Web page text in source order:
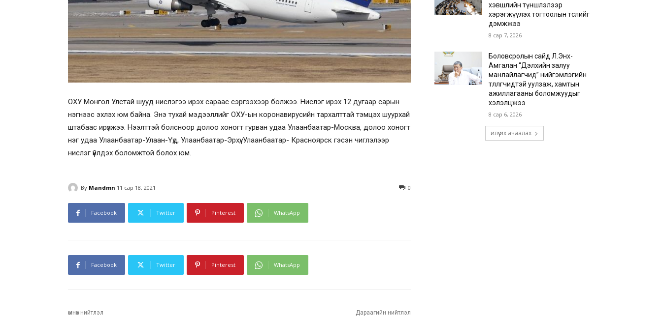
ОХУ Монгол Улстай шууд нислэгээ ирэх сараас сэргээхээр болжээ. Нислэг ирэх 12 дугаар сарын
нэгнээс эхлэх юм байна. Энэ тухай мэдээллийг ОХУ-ын коронавирусийн тархалттай тэмцэх шуурхай
штабаас ирүүлжээ. Нээлттэй болсноор долоо хоногт гурван удаа Улаанбаатар-Москва, долоо хоногт
нэг удаа Улаанбаатар-Улаан-Үүд, Улаанбаатар-Эрхүү, Улаанбаатар- Красноярск гэсэн чиглэлээр
нислэг үйлдэх боломжтой болох юм.
By Mandmn 11 сар 18, 2021 0
Facebook Twitter Pinterest WhatsApp
Facebook Twitter Pinterest WhatsApp
өмнөх нийтлэл Дараагийн нийтлэл
хэвшлийн түншлэлээр
хэрэгжүүлэх тогтоолын төслийг
дэмжжээ
8 сар 7, 2026
Боловсролын сайд Л.Энх-
Амгалан “Дэлхийн залуу
манлайлагчид” нийгэмлэгийн
төлөөлөгчидтэй уулзаж, хамтын
ажиллагааны боломжуудыг
хэлэлцжээ
8 сар 6, 2026
илүү их ачаалах